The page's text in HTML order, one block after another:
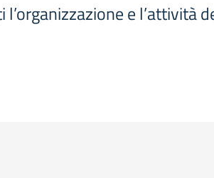
e l’attività